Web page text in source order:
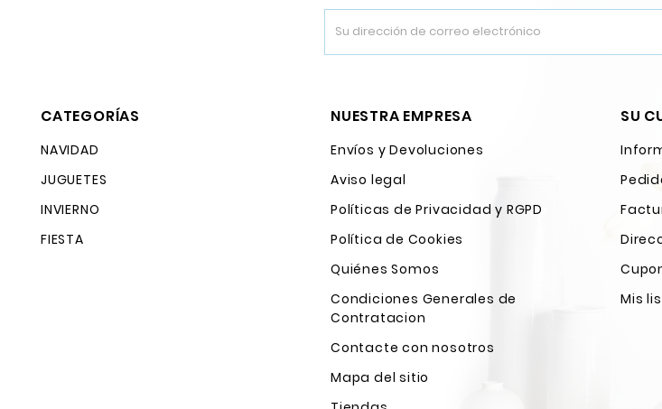
CATEGORÍAS
NAVIDAD
JUGUETES
INVIERNO
FIESTA
NUESTRA EMPRESA
Envíos y Devoluciones
Aviso legal
Políticas de Privacidad y RGPD
Política de Cookies
Quiénes Somos
Condiciones Generales de
Contratacion
Contacte con nosotros
Mapa del sitio
SU
Mis